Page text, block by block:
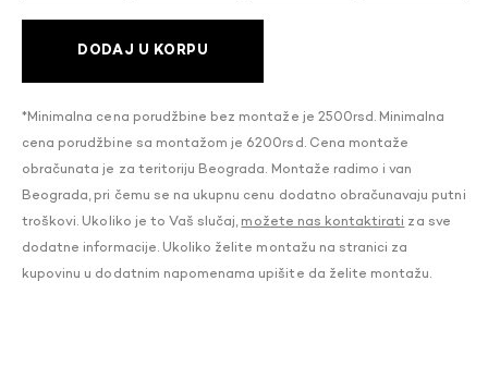
DODAJ U KORPU
*Minimalna cena porudžbine bez montaže je 2500rsd. Minimalna
cena porudžbine sa montažom je 6200rsd. Cena montaže
obračunata je za teritoriju Beograda. Montaže radimo i van
Beograda, pri čemu se na ukupnu cenu dodatno obračunavaju putni
troškovi. Ukoliko je to Vaš slučaj, možete nas kontaktirati za sve
dodatne informacije. Ukoliko želite montažu na stranici za
kupovinu u dodatnim napomenama upišite da želite montažu.